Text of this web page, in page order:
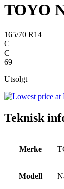
TOYO
165/70 R14
C
C
69
Utsolgt
Teknisk
Merke
Modell